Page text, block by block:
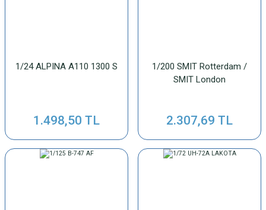
1/24 ALPINA A110 1300 S
1.498,50 TL
1/200 SMIT Rotterdam /
SMIT London
2.307,69 TL